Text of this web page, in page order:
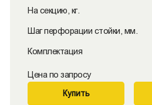
На секцию, кг.
Шаг перфорации стойки, мм.
Комплектация
Цена по запросу
Купить